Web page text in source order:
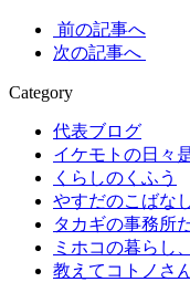
前の記事へ
次の記事へ
Category
代表ブログ
イケモトの日々
くらしのくふう
やすだのこばな
タカギの事務所
ミホコの暮らし
教えてコトノさ